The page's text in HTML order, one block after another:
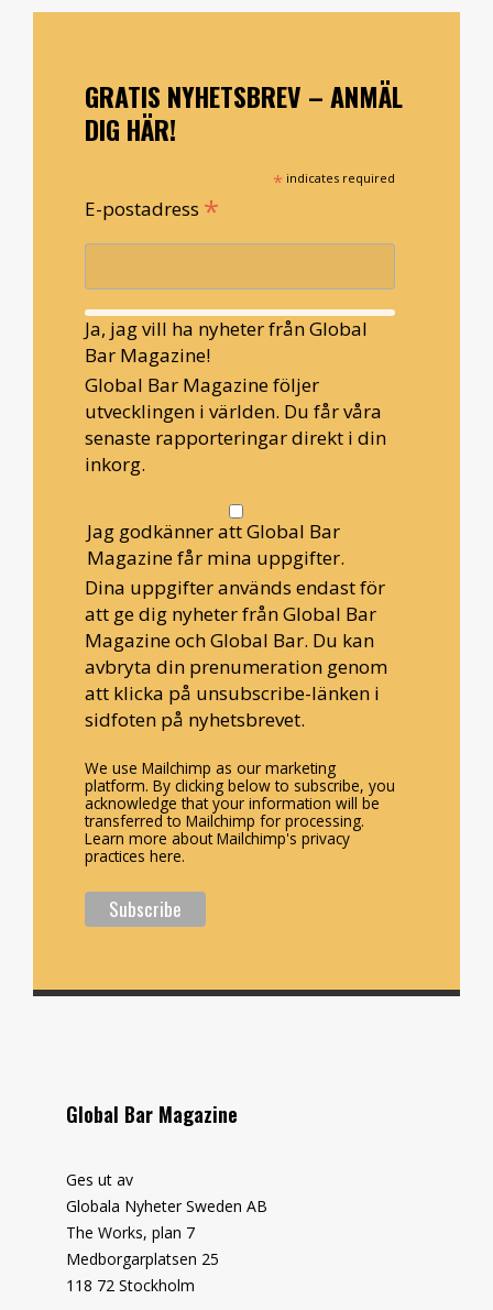
GRATIS NYHETSBREV – ANMÄL
DIG HÄR!
* indicates required
E-postadress *
Ja, jag vill ha nyheter från Global
Bar Magazine!
Global Bar Magazine följer
utvecklingen i världen. Du får våra
senaste rapporteringar direkt i din
inkorg.
Jag godkänner att Global Bar
Magazine får mina uppgifter.
Dina uppgifter används endast för
att ge dig nyheter från Global Bar
Magazine och Global Bar. Du kan
avbryta din prenumeration genom
att klicka på unsubscribe-länken i
sidfoten på nyhetsbrevet.
We use Mailchimp as our marketing
platform. By clicking below to subscribe, you
acknowledge that your information will be
transferred to Mailchimp for processing.
Learn more about Mailchimp's privacy
practices here.
Global Bar Magazine
Ges ut av
Globala Nyheter Sweden AB
The Works, plan 7
Medborgarplatsen 25
118 72 Stockholm